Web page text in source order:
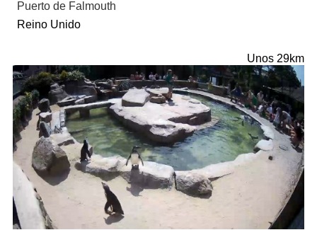
Puerto de Falmouth
Reino Unido
Unos 29km